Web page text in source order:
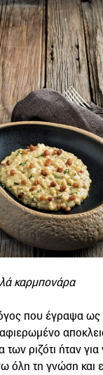
καρμπονάρα
που έγραψα ως
των ριζότι ήταν για
όλη τη γνώση και